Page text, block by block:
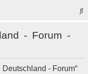
S
- Forum -
- Forum“